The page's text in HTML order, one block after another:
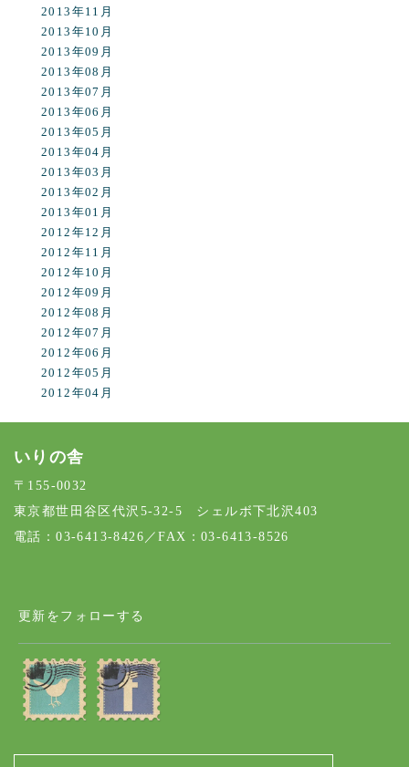
2013年11月
2013年10月
2013年09月
2013年08月
2013年07月
2013年06月
2013年05月
2013年04月
2013年03月
2013年02月
2013年01月
2012年12月
2012年11月
2012年10月
2012年09月
2012年08月
2012年07月
2012年06月
2012年05月
2012年04月
いりの舎
〒155-0032
東京都世田谷区代沢5-32-5 シェルボ下北沢403
電話：03-6413-8426／FAX：03-6413-8526
更新をフォローする